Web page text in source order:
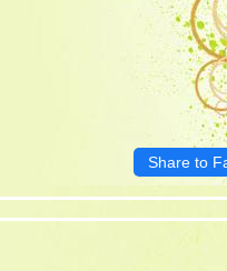
Share to